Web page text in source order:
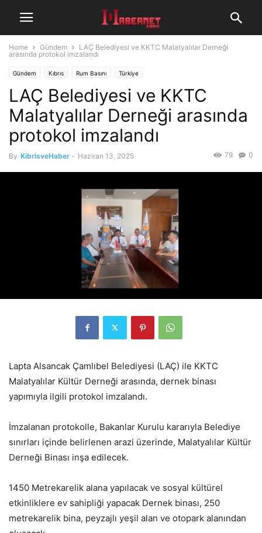
Home Gündem
LAÇ Belediyesi ve KKTC Malatyalılar Derneği
arasında protokol imzalandı
Gündem Kıbrıs Rum Basını Türkiye
LAÇ Belediyesi ve KKTC
Malatyalılar Derneği arasında
protokol imzalandı
By KibrisveHaber - Haziran 13, 2025 0
79
Lapta Alsancak Çamlıbel Belediyesi (LAÇ) ile KKTC
Malatyalılar Kültür Derneği arasında, dernek binası
yapımıyla ilgili protokol imzalandı.
İmzalanan protokolle, Bakanlar Kurulu kararıyla Belediye
sınırları içinde belirlenen arazi üzerinde, Malatyalılar Kültür
Derneği Binası inşa edilecek.
1450 Metrekarelik alana yapılacak ve sosyal kültürel
etkinliklere ev sahipliği yapacak Dernek binası, 250
metrekarelik bina, peyzajlı yeşil alan ve otopark alanından